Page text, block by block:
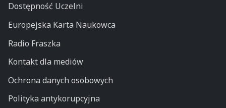
Dostępność Uczelni
Europejska Karta Naukowca
Radio Fraszka
Kontakt dla mediów
Ochrona danych osobowych
Polityka antykorupcyjna